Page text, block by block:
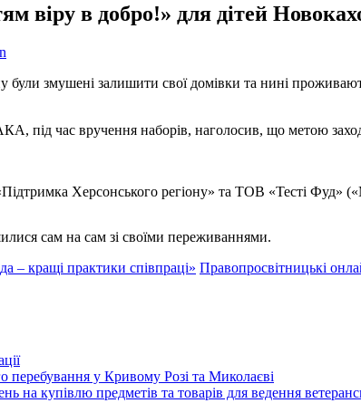
віру в добро!» для дітей
змушені залишити свої домівки та нині
під час вручення наборів, наголосив, що метою
Херсонського регіону» та ТОВ «Тесті Фуд»
сам на сам зі своїми переживаннями.
– кращі практики співпраці» Правопросвітницькі
у Кривому Розі та Миколаєві
на купівлю предметів та товарів для ведення